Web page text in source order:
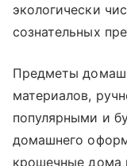
экологически
сознательных
Предметы
материалов,
популярными и
домашнего
крошечные дома